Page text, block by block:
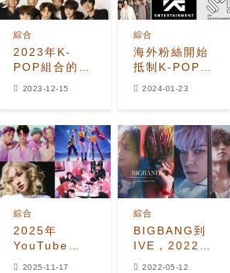
2023年K-
POP組合的總
專輯銷售量排
總銷售了
1600萬張
綜合
2023-12-15
海外粉絲開始
抵制K-POP四
大娛樂公司！
綜合
2024-01-23
2025年
YouTube
Music美國區
綜合
2025-11-17
BIGBANG到
IVE，2022年
4月GAON排
綜合
2022-05-12